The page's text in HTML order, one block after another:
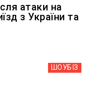
атаки на
з України та
ШОУБIЗ